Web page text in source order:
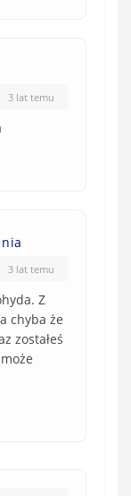
3 lat temu
3 lat temu
Z
chyba że
zostałeś